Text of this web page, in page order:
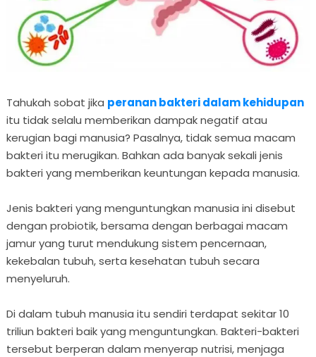
Tahukah sobat jika peranan bakteri dalam kehidupan
itu tidak selalu memberikan dampak negatif atau
kerugian bagi manusia? Pasalnya, tidak semua macam
bakteri itu merugikan. Bahkan ada banyak sekali jenis
bakteri yang memberikan keuntungan kepada manusia.
Jenis bakteri yang menguntungkan manusia ini disebut
dengan probiotik, bersama dengan berbagai macam
jamur yang turut mendukung sistem pencernaan,
kekebalan tubuh, serta kesehatan tubuh secara
menyeluruh.
Di dalam tubuh manusia itu sendiri terdapat sekitar 10
triliun bakteri baik yang menguntungkan. Bakteri-bakteri
tersebut berperan dalam menyerap nutrisi, menjaga